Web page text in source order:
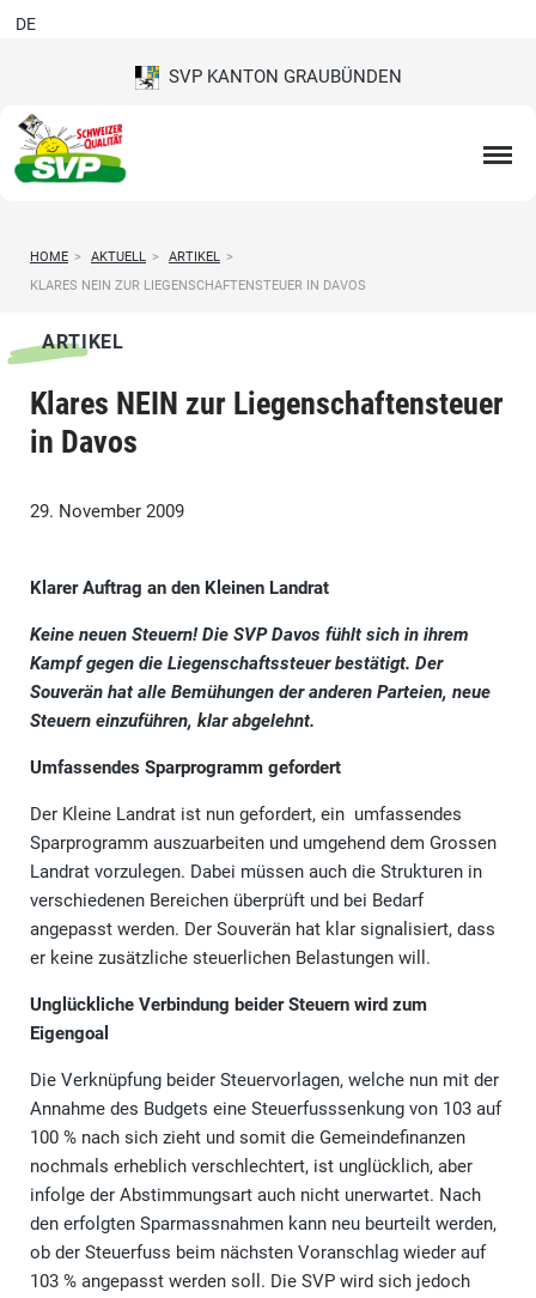
SVP KANTON GRAUBÜNDEN
DE
HOME > AKTUELL > ARTIKEL >
KLARES NEIN ZUR LIEGENSCHAFTENSTEUER IN DAVOS
ARTIKEL
Klares NEIN zur Liegenschaftensteuer
in Davos
29. November 2009
Klarer Auftrag an den Kleinen Landrat
Keine neuen Steuern! Die SVP Davos fühlt sich in ihrem
Kampf gegen die Liegenschaftssteuer bestätigt. Der
Souverän hat alle Bemühungen der anderen Parteien, neue
Steuern einzuführen, klar abgelehnt.
Umfassendes Sparprogramm gefordert
Der Kleine Landrat ist nun gefordert, ein umfassendes
Sparprogramm auszuarbeiten und umgehend dem Grossen
Landrat vorzulegen. Dabei müssen auch die Strukturen in
verschiedenen Bereichen überprüft und bei Bedarf
angepasst werden. Der Souverän hat klar signalisiert, dass
er keine zusätzliche steuerlichen Belastungen will.
Unglückliche Verbindung beider Steuern wird zum
Eigengoal
Die Verknüpfung beider Steuervorlagen, welche nun mit der
Annahme des Budgets eine Steuerfusssenkung von 103 auf
100 % nach sich zieht und somit die Gemeindefinanzen
nochmals erheblich verschlechtert, ist unglücklich, aber
infolge der Abstimmungsart auch nicht unerwartet. Nach
den erfolgten Sparmassnahmen kann neu beurteilt werden,
ob der Steuerfuss beim nächsten Voranschlag wieder auf
103 % angepasst werden soll. Die SVP wird sich jedoch